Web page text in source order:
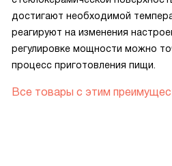
достигают необходимой
реагируют на изменения
регулировке мощности можно
процесс приготовления пищи.
Все товары с этим